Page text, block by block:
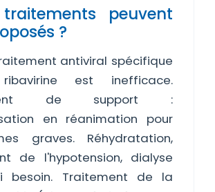
peuvent
?
antiviral spécifique
est inefficace.
de support :
en réanimation pour
graves. Réhydratation,
de l'hypotension, dialyse
besoin. Traitement de la